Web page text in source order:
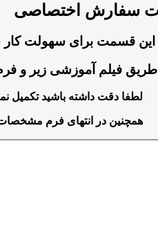
سفارش اختصاصی
این قسمت برای سهولت کار
طریق فیلم آموزشی زیر و
لطفا دقت داشته باشید تکمیل
همچنین در انتهای فرم